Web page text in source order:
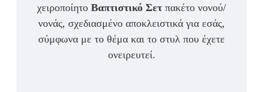
χειροποίητο Βαπτιστικό Σετ πακέτο νονού/
νονάς, σχεδιασμένο αποκλειστικά για εσάς,
σύμφωνα με το θέμα και το στυλ που έχετε
ονειρευτεί.